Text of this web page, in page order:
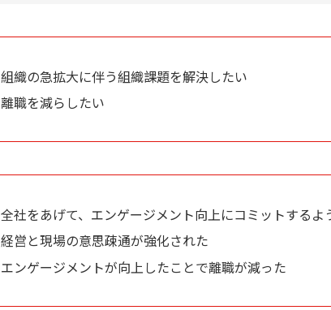
組織の急拡大に伴う組織課題を解決したい
離職を減らしたい
全社をあげて、エンゲージメント向上にコミットするよ
経営と現場の意思疎通が強化された
エンゲージメントが向上したことで離職が減った